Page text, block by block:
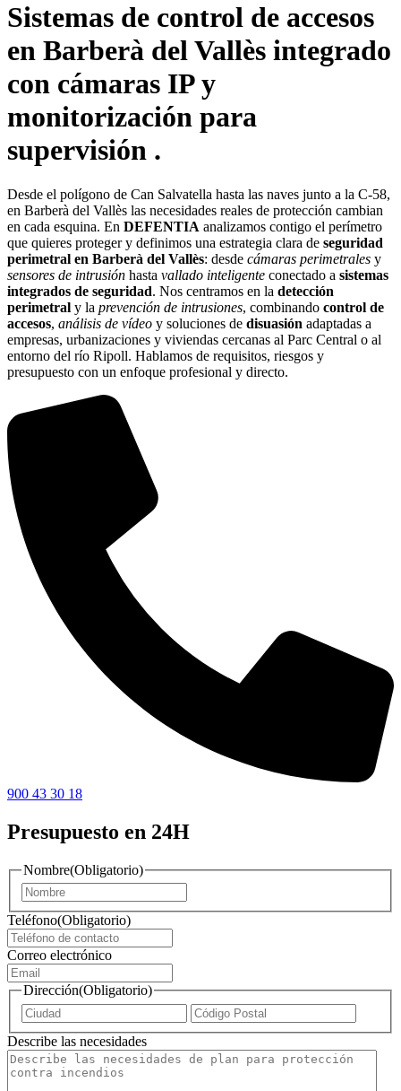
Sistemas de control de accesos
en Barberà del Vallès integrado
con cámaras IP y
monitorización para
supervisión .
Desde el polígono de Can Salvatella hasta las naves junto a la C-58,
en Barberà del Vallès las necesidades reales de protección cambian
en cada esquina. En DEFENTIA analizamos contigo el perímetro
que quieres proteger y definimos una estrategia clara de seguridad
perimetral en Barberà del Vallès: desde cámaras perimetrales y
sensores de intrusión hasta vallado inteligente conectado a sistemas
integrados de seguridad. Nos centramos en la detección
perimetral y la prevención de intrusiones, combinando control de
accesos, análisis de vídeo y soluciones de disuasión adaptadas a
empresas, urbanizaciones y viviendas cercanas al Parc Central o al
entorno del río Ripoll. Hablamos de requisitos, riesgos y
presupuesto con un enfoque profesional y directo.
900 43 30 18
Presupuesto en 24H
Nombre(Obligatorio)
Teléfono(Obligatorio)
Correo electrónico
Dirección(Obligatorio)
Ciudad
Describe las necesidades